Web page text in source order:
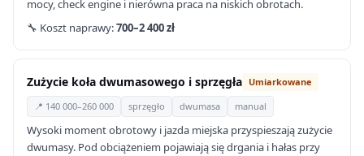
mocy, check engine i nierówna praca na niskich obrotach.
🔧 Koszt naprawy:700–2 400 zł
Zużycie koła dwumasowego i sprzęgła Umiarkowane
📍 140 000–260 000 sprzęgło dwumasa manual
Wysoki moment obrotowy i jazda miejska przyspieszają zużycie
dwumasy. Pod obciążeniem pojawiają się drgania i hałas przy